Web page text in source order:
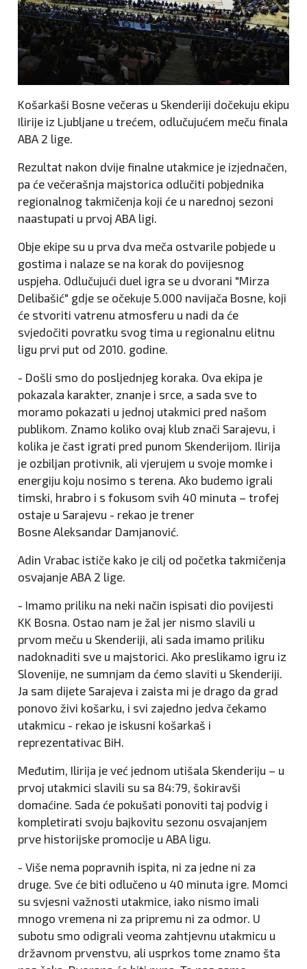
Košarkaši Bosne večeras u Skenderiji dočekuju ekipu
Ilirije iz Ljubljane u trećem, odlučujućem meču finala
ABA 2 lige.
Rezultat nakon dvije finalne utakmice je izjednačen,
pa će večerašnja majstorica odlučiti pobjednika
regionalnog takmičenja koji će u narednoj sezoni
naastupati u prvoj ABA ligi.
Obje ekipe su u prva dva meča ostvarile pobjede u
gostima i nalaze se na korak do povijesnog
uspjeha. Odlučujući duel igra se u dvorani "Mirza
Delibašić" gdje se očekuje 5.000 navijača Bosne, koji
će stvoriti vatrenu atmosferu u nadi da će
svjedočiti povratku svog tima u regionalnu elitnu
ligu prvi put od 2010. godine.
- Došli smo do posljednjeg koraka. Ova ekipa je
pokazala karakter, znanje i srce, a sada sve to
moramo pokazati u jednoj utakmici pred našom
publikom. Znamo koliko ovaj klub znači Sarajevu, i
kolika je čast igrati pred punom Skenderijom. Ilirija
je ozbiljan protivnik, ali vjerujem u svoje momke i
energiju koju nosimo s terena. Ako budemo igrali
timski, hrabro i s fokusom svih 40 minuta – trofej
ostaje u Sarajevu - rekao je trener
Bosne Aleksandar Damjanović.
Adin Vrabac ističe kako je cilj od početka takmičenja
osvajanje ABA 2 lige.
- Imamo priliku na neki način ispisati dio povijesti
KK Bosna. Ostao nam je žal jer nismo slavili u
prvom meču u Skenderiji, ali sada imamo priliku
nadoknaditi sve u majstorici. Ako preslikamo igru iz
Slovenije, ne sumnjam da ćemo slaviti u Skenderiji.
Ja sam dijete Sarajeva i zaista mi je drago da grad
ponovo živi košarku, i svi zajedno jedva čekamo
utakmicu - rekao je iskusni košarkaš i
reprezentativac BiH.
Međutim, Ilirija je već jednom utišala Skenderiju – u
prvoj utakmici slavili su sa 84:79, šokiravši
domaćine. Sada će pokušati ponoviti taj podvig i
kompletirati svoju bajkovitu sezonu osvajanjem
prve historijske promocije u ABA ligu.
- Više nema popravnih ispita, ni za jedne ni za
druge. Sve će biti odlučeno u 40 minuta igre. Momci
su svjesni važnosti utakmice, iako nismo imali
mnogo vremena ni za pripremu ni za odmor. U
subotu smo odigrali veoma zahtjevnu utakmicu u
državnom prvenstvu, ali usprkos tome znamo šta